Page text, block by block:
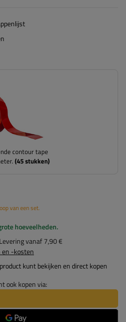
contour tape
(45stukken)
van een set.
hoeveelheden
vanaf7,90 €
en -kosten
kunt bekijken en direct kopen
ook kopen via: